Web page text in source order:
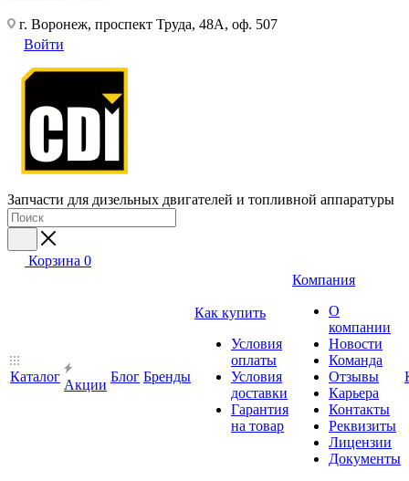
г. Воронеж, проспект Труда, 48А, оф. 507
Войти
Запчасти для дизельных двигателей и топливной аппаратуры
Корзина 0
Каталог
Акции
Блог Бренды
Как купить
Условия
оплаты
Условия
доставки
Гарантия
на товар
Компания
О
компании
Новости
Команда
Отзывы
Карьера
Контакты
Реквизиты
Лицензии
Документы